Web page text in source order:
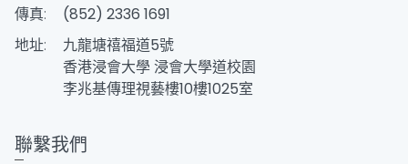
傳真:
(852) 2336 1691
地址:
九龍塘禧福道5號
香港浸會大學 浸會大學道校園
李兆基傳理視藝樓10樓1025室
聯繫我們